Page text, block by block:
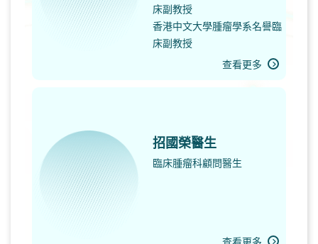
招國榮醫生
臨床腫瘤科顧問醫生
床副教授
香港中文大學腫瘤學系名譽臨
床副教授
查看更多